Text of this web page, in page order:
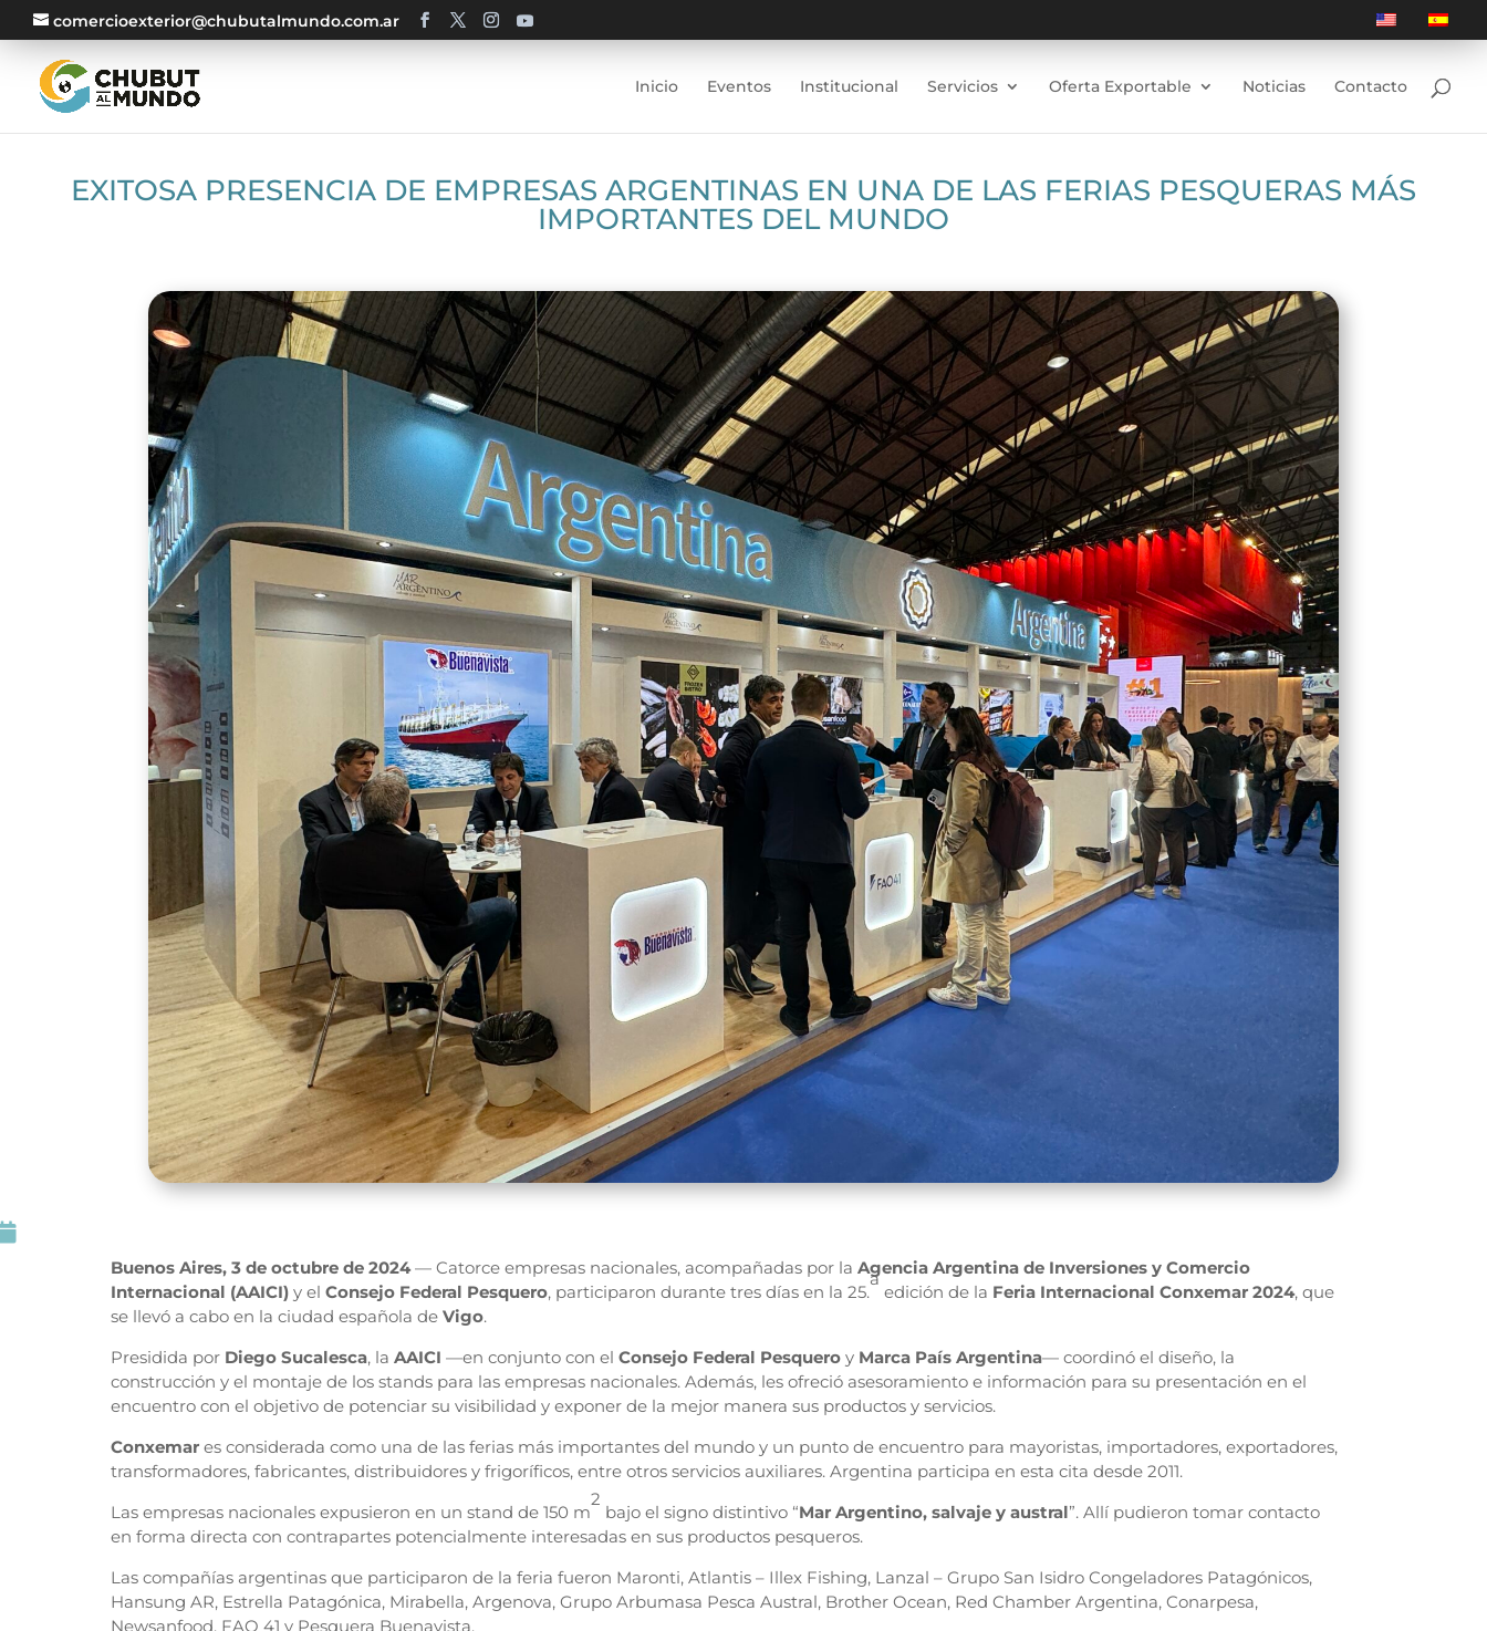
comercioexterior@chubutalmundo.com.ar
Inicio Eventos Institucional Servicios Oferta Exportable Noticias Contacto
EXITOSA PRESENCIA DE EMPRESAS ARGENTINAS EN UNA DE LAS FERIAS PESQUERAS MÁS
IMPORTANTES DEL MUNDO
Buenos Aires, 3 de octubre de 2024— Catorce empresas nacionales, acompañadas por la Agencia Argentina de Inversiones y Comercio
Internacional (AAICI)y el Consejo Federal Pesquero, participaron durante tres días en la 25.
a
edición de la Feria Internacional Conxemar 2024, que
se llevó a cabo en la ciudad española de Vigo.
Presidida por Diego Sucalesca, la AAICI —en conjunto con el Consejo Federal Pesqueroy Marca País Argentina— coordinó el diseño, la
construcción y el montaje de los stands para las empresas nacionales. Además, les ofreció asesoramiento e información para su presentación en el
encuentro con el objetivo de potenciar su visibilidad y exponer de la mejor manera sus productos y servicios.
Conxemares considerada como una de las ferias más importantes del mundo y un punto de encuentro para mayoristas, importadores, exportadores,
transformadores, fabricantes, distribuidores y frigoríficos, entre otros servicios auxiliares. Argentina participa en esta cita desde 2011.
Las empresas nacionales expusieron en un stand de 150 m
2
bajo el signo distintivo “Mar Argentino, salvaje y austral”. Allí pudieron tomar contacto
en forma directa con contrapartes potencialmente interesadas en sus productos pesqueros.
Las compañías argentinas que participaron de la feria fueron Maronti, Atlantis – Illex Fishing, Lanzal – Grupo San Isidro Congeladores Patagónicos,
Hansung AR, Estrella Patagónica, Mirabella, Argenova, Grupo Arbumasa Pesca Austral, Brother Ocean, Red Chamber Argentina, Conarpesa,
Newsanfood, FAO 41 y Pesquera Buenavista.